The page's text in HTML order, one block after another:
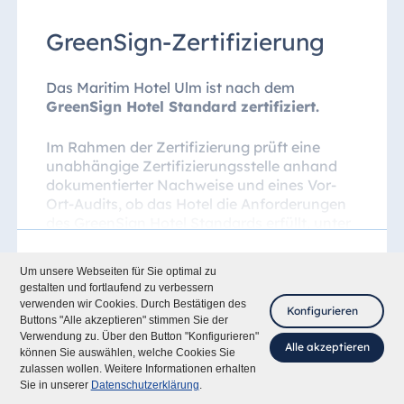
Um unsere Webseiten für Sie optimal zu
gestalten und fortlaufend zu verbessern
verwenden wir Cookies. Durch Bestätigen des
Buttons "Alle akzeptieren" stimmen Sie der
Verwendung zu. Über den Button "Konfigurieren"
können Sie auswählen, welche Cookies Sie
zulassen wollen. Weitere Informationen erhalten
Sie in unserer Datenschutzerklärung.
Konfigurieren
Alle akzeptieren
GreenSign-Zertifizierung
Das Maritim Hotel Ulm ist nach dem
GreenSign Hotel Standard zertifiziert.
Im Rahmen der Zertifizierung prüft eine
unabhängige Zertifizierungsstelle anhand
dokumentierter Nachweise und eines Vor-
Ort-Audits, ob das Hotel die Anforderungen
Wasserverbrauch, Abfallmanagement,
soziale Verantwortung und Regionalität.
Der Auditbericht dokumentiert die Prüfung
und enthält Handlungsempfehlungen für die
weitere Entwicklung.
bett+bike Fragen Sie mich